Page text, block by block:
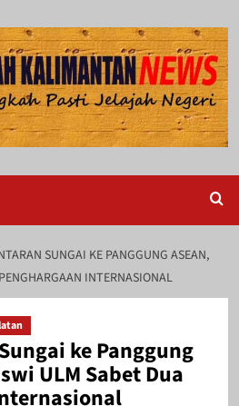
SUNGAI KE PANGGUNG ASEAN,
INTERNASIONAL
ke Panggung
ULM Sabet Dua